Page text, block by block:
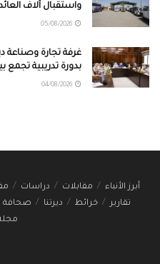
واستقبال آلاف
غرفة تجارة وصناعة
بدورة تدريبية تجمع
أبرز الأنباء مقابلات دراسات
تقارير
خرائط ديرتنا صحافة